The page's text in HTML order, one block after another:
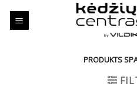
PRODUKTS